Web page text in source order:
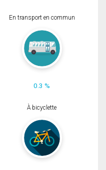
En transport en commun
0.3 %
À bicyclette